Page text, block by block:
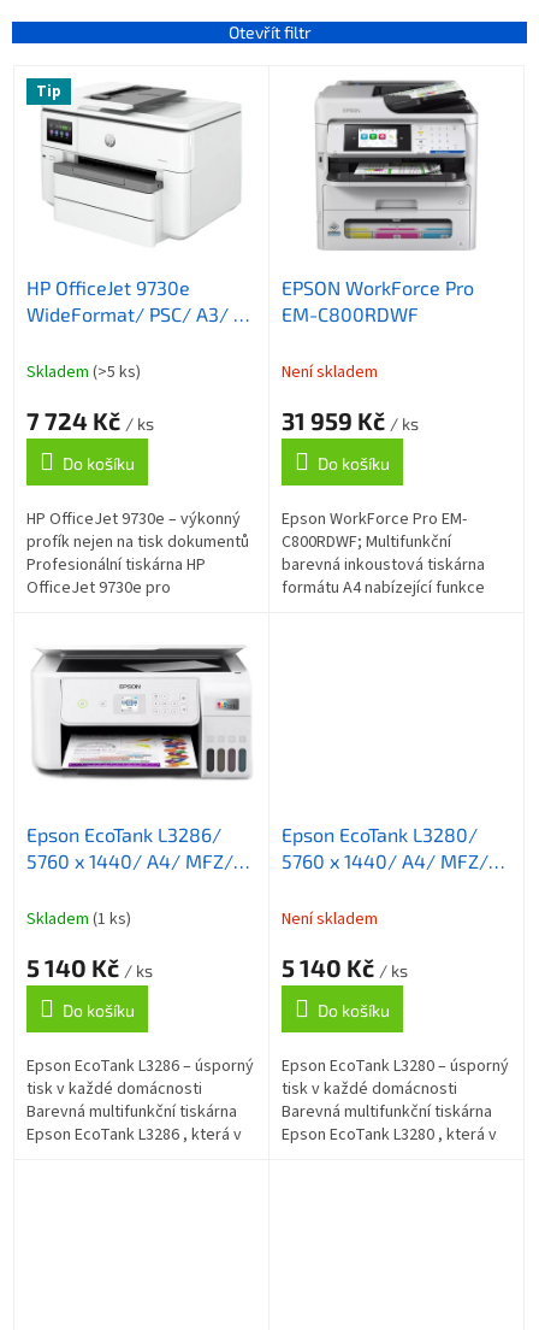
Otevřít filtr
Tip
HP OfficeJet 9730e
WideFormat/ PSC/ A3/ 22
USB/ LAN/ DADF/
HP+
Skladem (>5 ks)
7 724 Kč / ks
Do košíku
HP OfficeJet 9730e – výkonný
profík nejen na tisk dokumentů
Profesionální tiskárna HP
OfficeJet 9730e pro
výtisky ve...
EPSON WorkForce Pro
EM-C800RDWF
Není skladem
31 959 Kč / ks
Do košíku
Epson WorkForce Pro EM-
C800RDWF; Multifunkční
barevná inkoustová tiskárna
formátu A4 nabízející funkce
Epson EcoTank L3286/
5760 x 1440/ A4/ MFZ/
5 let záruka po registraci
Skladem (1 ks)
5 140 Kč / ks
Do košíku
Epson EcoTank L3286 – úsporný
tisk v každé domácnosti
Barevná multifunkční tiskárna
Epson EcoTank L3286 , která v
Epson EcoTank L3280/
5760 x 1440/ A4/ MFZ/
Není skladem
5 140 Kč / ks
Do košíku
Epson EcoTank L3280 – úsporný
tisk v každé domácnosti
Barevná multifunkční tiskárna
Epson EcoTank L3280 , která v